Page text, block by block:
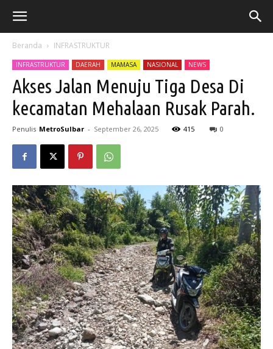
Beranda INFRASTRUKTUR
INFRASTRUKTUR DAERAH MAMASA NASIONAL NEWS
Akses Jalan Menuju Tiga Desa Di
kecamatan Mehalaan Rusak Parah.
Penulis MetroSulbar - September 26, 2025 415 0